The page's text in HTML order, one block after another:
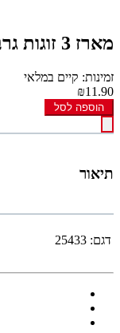
מארז 3 זוגות גרביים אורך רגיל 40-46 גבר
זמינות: קיים במלאי
₪11.90
הוספה לסל
תיאור
דגם: 25433